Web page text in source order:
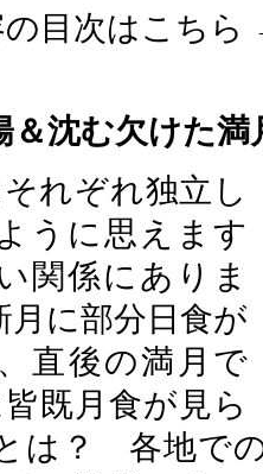
目次はこち
＆沈む欠けた満
れぞれ独立し
うに思えます
関係にありま
月に部分日食が
直後の満月で
既月食が見ら
は？ 各地で